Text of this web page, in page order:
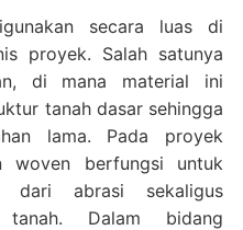
secara luas di
proyek. Salah satunya
di mana material ini
tanah dasar sehingga
lama. Pada proyek
woven berfungsi untuk
dari abrasi sekaligus
tanah. Dalam bidang